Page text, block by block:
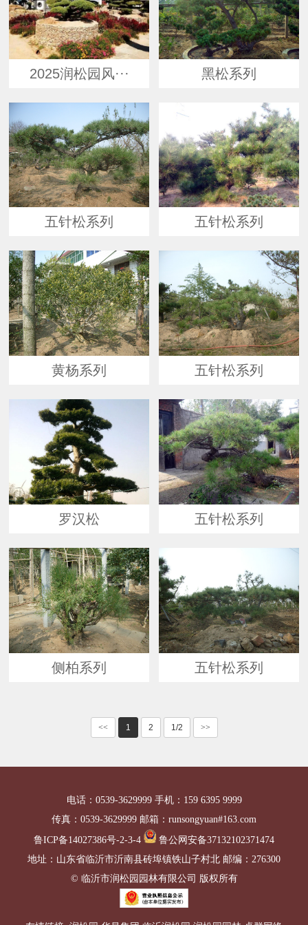
2025润松园风··· 黑松系列
五针松系列 五针松系列
黄杨系列 五针松系列
罗汉松 五针松系列
侧柏系列 五针松系列
<< 1 2 1/2 >>
电话：0539-3629999 手机：159 6395 9999
传真：0539-3629999 邮箱：runsongyuan#163.com
鲁ICP备14027386号-2-3-4
鲁公网安备37132102371474
地址：山东省临沂市沂南县砖埠镇铁山子村北 邮编：276300
© 临沂市润松园园林有限公司 版权所有